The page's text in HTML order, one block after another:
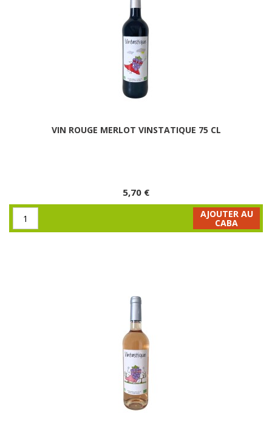
VIN ROUGE MERLOT VINSTATIQUE 75 CL
5,70 €
AJOUTER AU
CABA